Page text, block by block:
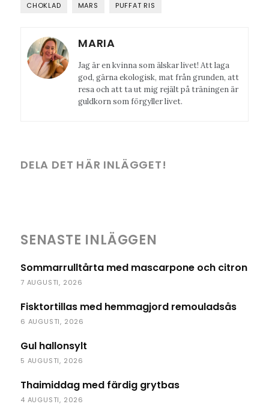
CHOKLAD MARS PUFFAT RIS
MARIA
Jag är en kvinna som älskar livet! Att laga
god, gärna ekologisk, mat från grunden, att
resa och att ta ut mig rejält på träningen är
guldkorn som förgyller livet.
DELA DET HÄR INLÄGGET!
SENASTE INLÄGGEN
Sommarrulltårta med mascarpone och citron
7 AUGUSTI, 2026
Fisktortillas med hemmagjord remouladsås
6 AUGUSTI, 2026
Gul hallonsylt
5 AUGUSTI, 2026
Thaimiddag med färdig grytbas
4 AUGUSTI, 2026